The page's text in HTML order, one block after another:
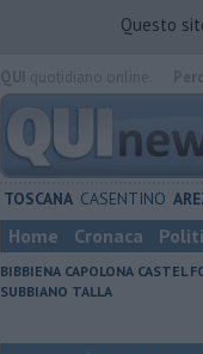
Questo
TOSCANA CASENTINO
Home Cronaca
BIBBIENA CAPOLONA CASTEL
SUBBIANO TALLA